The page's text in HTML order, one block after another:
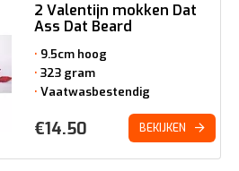
2 Valentijn mokken Dat
Ass Dat Beard
9.5cm hoog
323 gram
Vaatwasbestendig
€14.50 BEKIJKEN